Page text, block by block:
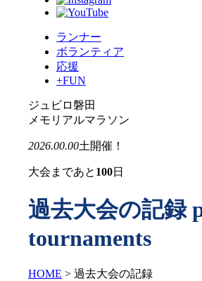
ランナー
ボランティア
応援
+FUN
ジュビロ磐田
メモリアルマラソン
2026.00.00土 開催！
大会まであと 100日
過去大会の記録
tournaments
HOME > 過去大会の記録